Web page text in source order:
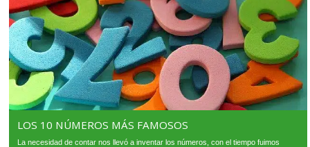
LOS 10 NÚMEROS MÁS FAMOSOS
La necesidad de contar nos llevó a inventar los números, con el tiempo fuimos